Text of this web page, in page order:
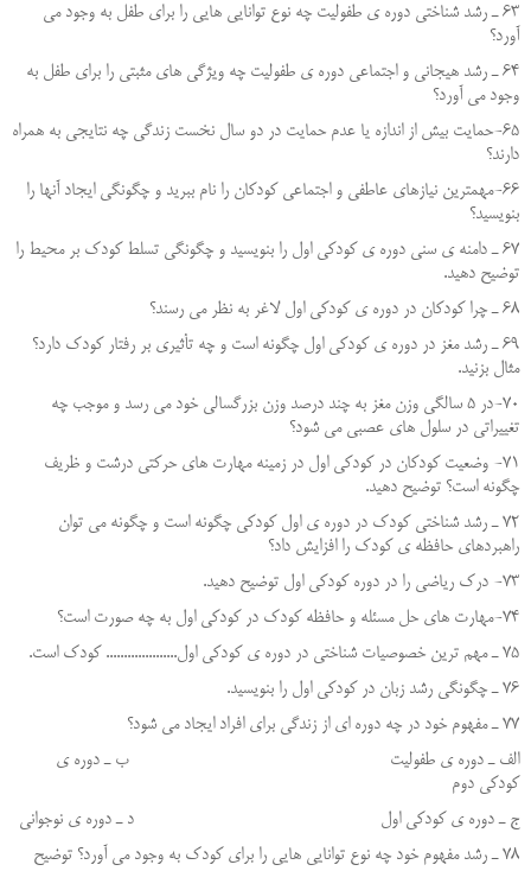
63 ـ رشد شناختي دوره ي طفوليت چه نوع توانايي هايي را براي طفل به وجود مي
آورد؟
64 ـ رشد هيجاني و اجتماعي دوره ي طفوليت چه ويژگي هاي مثبتي را براي طفل به
وجود مي آورد؟
65-حمایت بیش از اندازه یا عدم حمایت در دو سال نخست زندگی چه نتایجی به همراه
دارند؟
66-مهمترین نیازهای عاطفی و اجتماعی کودکان را نام ببرید و چگونگی ایجاد آنها را
بنویسید؟
67 ـ دامنه ي سني دوره ي كودكي اول را بنويسيد و چگونگي تسلط كودك بر محيط را
توضيح دهيد.
68 ـ چرا كودكان در دوره ي كودكي اول لاغر به نظر مي رسند؟
69 ـ رشد مغز در دوره ي كودكي اول چگونه است و چه تأثيري بر رفتار كودك دارد؟
مثال بزنيد.
70-در 5 سالگی وزن مغز به چند درصد وزن بزرگسالی خود می رسد و موجب چه
تغییراتی در سلول های عصبی می شود؟
71- وضعیت کودکان در کودکی اول در زمینه مهارت های حرکتی درشت و ظریف
چگونه است؟ توضیح دهید.
72 ـ رشد شناختي كودك در دوره ي اول كودكي چگونه است و چگونه مي توان
راهبردهاي حافظه ي كودك را افزايش داد؟
73- درک ریاضی را در دوره کودکی اول توضیح دهید.
74-مهارت های حل مسئله و حافظه کودک در کودکی اول به چه صورت است؟
75 ـ مهم ترين خصوصيات شناختي در دوره ي كودكي اول.................... كودك است.
76 ـ چگونگي رشد زبان در كودكي اول را بنويسيد.
77 ـ مفهوم خود در چه دوره اي از زندگي براي افراد ايجاد مي شود؟
الف ـ دوره ي طفوليت ب ـ دوره ي
كودكي دوم
ج ـ دوره ي كودكي اول د ـ دوره ي نوجواني
78 ـ رشد مفهوم خود چه نوع توانايي هايي را براي كودك به وجود مي آورد؟ توضيح